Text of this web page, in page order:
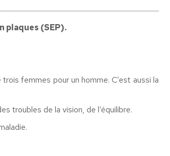
plaques (SEP).
femmes pour un homme. C’est aussi la
troubles de la vision, de l’équilibre.